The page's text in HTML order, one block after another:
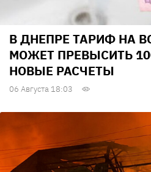
В ДНЕПРЕ ТАРИФ НА
МОЖЕТ ПРЕВЫСИТЬ
НОВЫЕ РАСЧЕТЫ
06 Августа 18:03